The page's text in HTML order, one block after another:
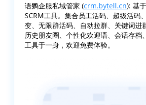
语鹦企服私域管家 (crm.bytell.cn): 基
SCRM工具。集合员工活码、超级活码
变、无限群活码、自动拉群、关键词进
历史朋友圈、个性化欢迎语、会话存档
工具于一身，欢迎免费体验。